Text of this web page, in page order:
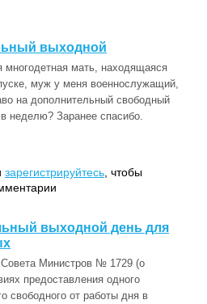
выходной
многодетная мать, находящаяся
муж у меня военнослужащий,
на дополнительный свободный
неделю? Заранее спасибо.
зарегистрируйтесь , чтобы
выходной день для
Совета Министров № 1729 (о
предоставления одного
свободного от работы дня в